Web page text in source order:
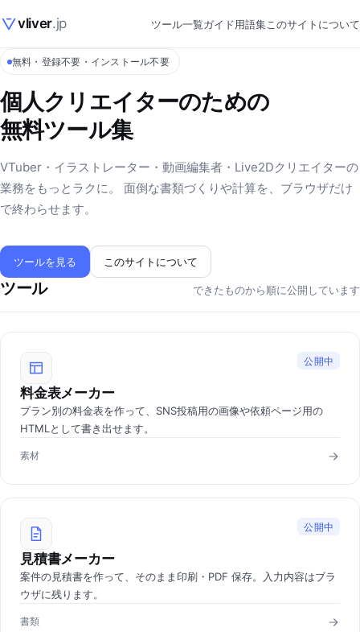
vliver.jp ツール一覧ガイド用語集このサイトについて
無料・登録不要・インストール不要
個人クリエイターのための
無料ツール集
VTuber・イラストレーター・動画編集者・Live2Dクリエイターの
業務をもっとラクに。 面倒な書類づくりや計算を、ブラウザだけ
で終わらせます。
ツールを見る このサイトについて
ツール できたものから順に公開しています
公開中
料金表メーカー
プラン別の料金表を作って、SNS投稿用の画像や依頼ページ用の
HTMLとして書き出せます。
素材
公開中
見積書メーカー
案件の見積書を作って、そのまま印刷・PDF 保存。入力内容はブラ
ウザに残ります。
書類